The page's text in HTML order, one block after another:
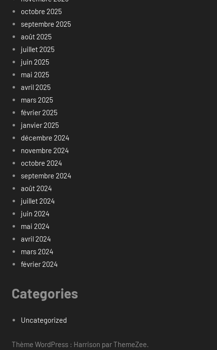
octobre 2025
septembre 2025
août 2025
juillet 2025
juin 2025
mai 2025
avril 2025
mars 2025
février 2025
janvier 2025
décembre 2024
novembre 2024
octobre 2024
septembre 2024
août 2024
juillet 2024
juin 2024
mai 2024
avril 2024
mars 2024
février 2024
Categories
Uncategorized
Thème WordPress : Harrison par ThemeZee.